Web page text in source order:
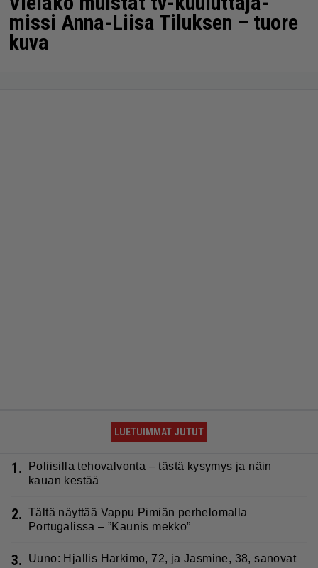
missi Anna-Liisa Tiluksen – tuore
kuva
LUETUIMMAT JUTUT
1.
Poliisilla tehovalvonta – tästä kysymys ja näin
kauan kestää
2. Tältä näyttää Vappu Pimiän perhelomalla
Portugalissa – ”Kaunis mekko”
3.
Uuno: Hjallis Harkimo, 72, ja Jasmine, 38, sanovat